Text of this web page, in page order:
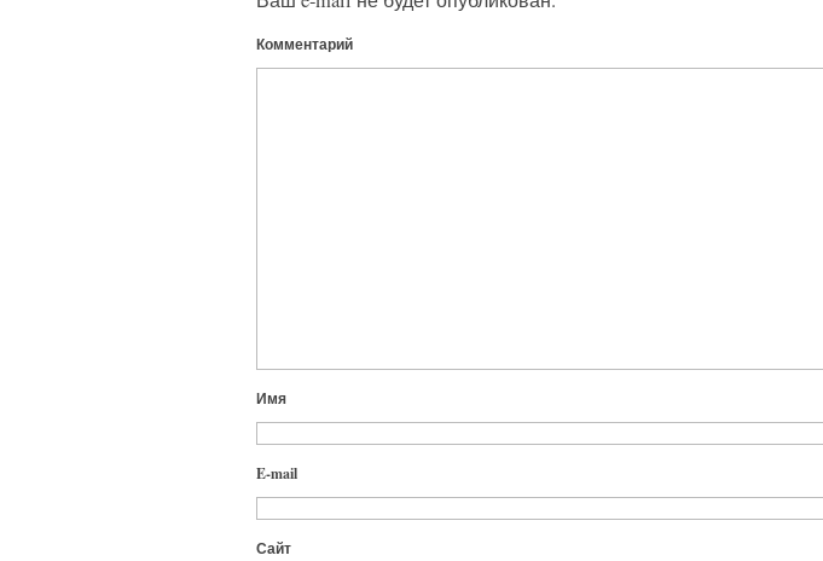
Комментарий
Имя
E-mail
Сайт